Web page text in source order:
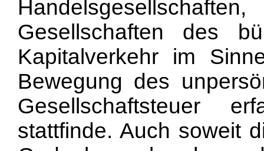
Gesellschaften des
Kapitalverkehr im
Bewegung des
Gesellschaftsteuer
stattfinde. Auch soweit